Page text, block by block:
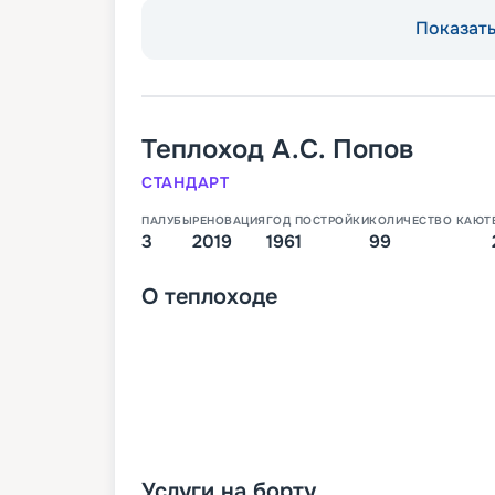
Теплоход А.С. Попов
СТАНДАРТ
ПАЛУБЫ
3
РЕНОВАЦИЯ
2019
ГОД ПОСТРОЙКИ
1961
КОЛИЧЕСТВО КАЮТ
99
О теплоходе